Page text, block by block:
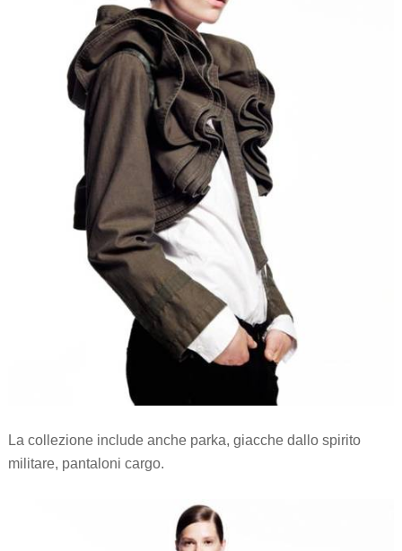
La collezione include anche parka, giacche dallo spirito
militare, pantaloni cargo.